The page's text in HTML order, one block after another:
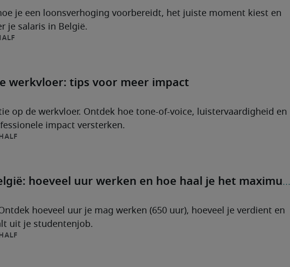
je een loonsverhoging voorbereidt, het juiste moment kiest en
je salaris in België.
werkvloer: tips voor meer impact
op de werkvloer. Ontdek hoe tone-of-voice, luistervaardigheid en
impact versterken.
hoeveel uur werken en hoe haal je het maximum
hoeveel uur je mag werken (650 uur), hoeveel je verdient en
uit je studentenjob.